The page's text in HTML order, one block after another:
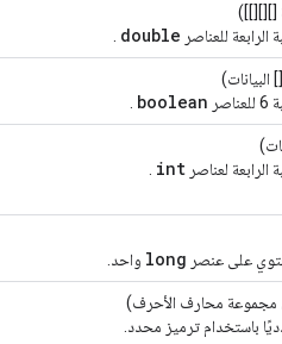
[][][]])
للعناصر double
boolean
لعناصر int
على عنصر long واحد.
مجموعة محارف الأحرف)
باستخدام ترميز محدد.